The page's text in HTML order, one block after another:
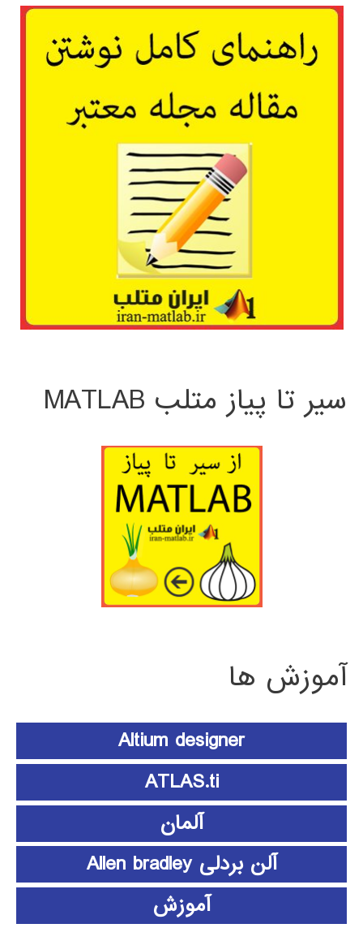
سیر تا پیاز متلب MATLAB
آموزش ها
Altium designer
ATLAS.ti
آلمان
آلن بردلی Allen bradley
آموزش